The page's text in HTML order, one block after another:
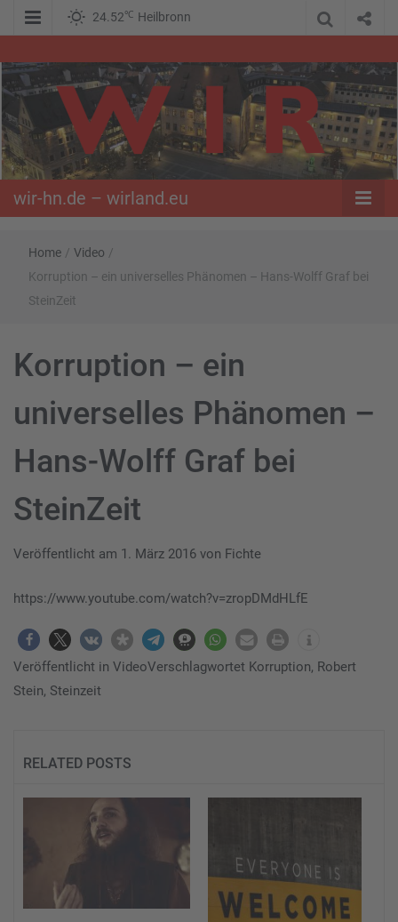
24.52℃ Heilbronn
wir-hn.de –
wirland.eu
wir-hn.de – wirland.eu
Home / Video /
Korruption – ein universelles Phänomen – Hans-Wolff Graf bei
SteinZeit
Korruption – ein
universelles Phänomen –
Hans-Wolff Graf bei
SteinZeit
Veröffentlicht am 1. März 2016 von Fichte
https://www.youtube.com/watch?v=zropDMdHLfE
Veröffentlicht in VideoVerschlagwortet Korruption, Robert
Stein, Steinzeit
RELATED POSTS